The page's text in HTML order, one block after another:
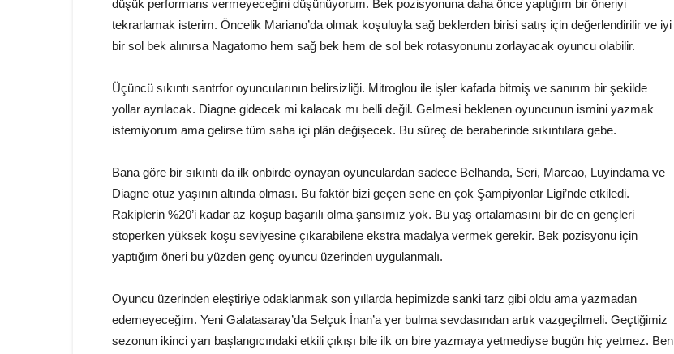
düşük performans vermeyeceğini düşünüyorum. Bek pozisyonuna daha önce yaptığım bir öneriyi
tekrarlamak isterim. Öncelik Mariano’da olmak koşuluyla sağ beklerden birisi satış için değerlendirilir ve iyi
bir sol bek alınırsa Nagatomo hem sağ bek hem de sol bek rotasyonunu zorlayacak oyuncu olabilir.
Üçüncü sıkıntı santrfor oyuncularının belirsizliği. Mitroglou ile işler kafada bitmiş ve sanırım bir şekilde
yollar ayrılacak. Diagne gidecek mi kalacak mı belli değil. Gelmesi beklenen oyuncunun ismini yazmak
istemiyorum ama gelirse tüm saha içi plân değişecek. Bu süreç de beraberinde sıkıntılara gebe.
Bana göre bir sıkıntı da ilk onbirde oynayan oyunculardan sadece Belhanda, Seri, Marcao, Luyindama ve
Diagne otuz yaşının altında olması. Bu faktör bizi geçen sene en çok Şampiyonlar Ligi’nde etkiledi.
Rakiplerin %20’i kadar az koşup başarılı olma şansımız yok. Bu yaş ortalamasını bir de en gençleri
stoperken yüksek koşu seviyesine çıkarabilene ekstra madalya vermek gerekir. Bek pozisyonu için
yaptığım öneri bu yüzden genç oyuncu üzerinden uygulanmalı.
Oyuncu üzerinden eleştiriye odaklanmak son yıllarda hepimizde sanki tarz gibi oldu ama yazmadan
edemeyeceğim. Yeni Galatasaray’da Selçuk İnan’a yer bulma sevdasından artık vazgeçilmeli. Geçtiğimiz
sezonun ikinci yarı başlangıcındaki etkili çıkışı bile ilk on bire yazmaya yetmediyse bugün hiç yetmez. Ben